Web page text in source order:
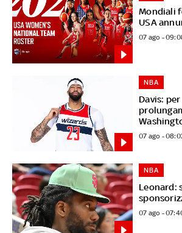
Mondiali
USA
07 ago -
Davis:
NBA
07 ago -
Leonard:
NBA
07 ago -